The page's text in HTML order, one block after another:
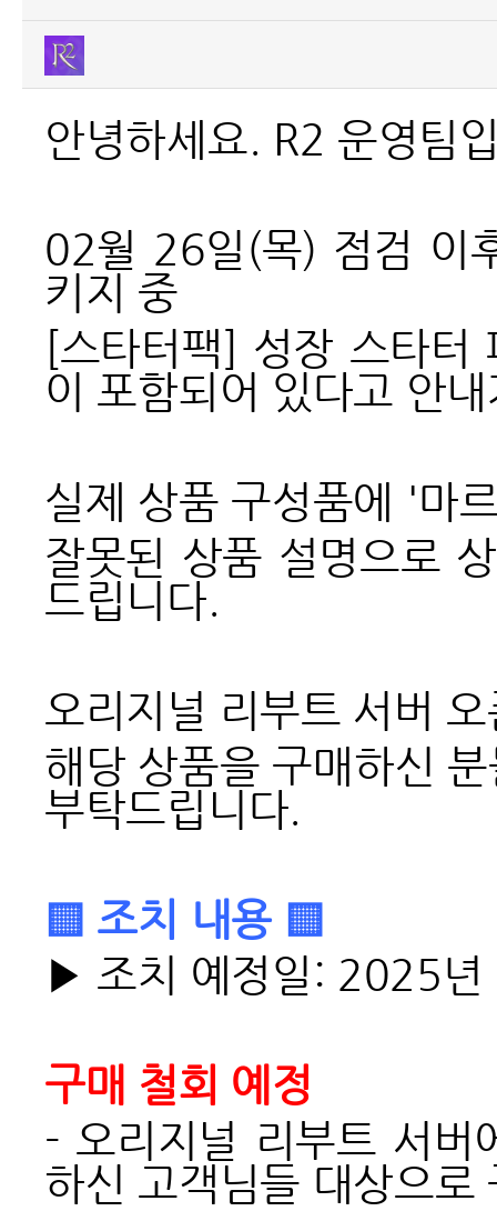
안녕하세요. R2 운영팀
02월 26일(목) 점검 이
키지 중
[스타터팩] 성장 스타
이 포함되어 있다고 안
실제 상품 구성품에 '마
잘못된 상품 설명으로
드립니다.
오리지널 리부트 서버
해당 상품을 구매하신
부탁드립니다.
▒ 조치 내용 ▒
▶ 조치 예정일: 2025년
구매 철회 예정
- 오리지널 리부트 서
하신 고객님들 대상으로